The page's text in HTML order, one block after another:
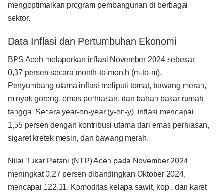
mengoptimalkan program pembangunan di berbagai
sektor.
Data Inflasi dan Pertumbuhan Ekonomi
BPS Aceh melaporkan inflasi November 2024 sebesar
0,37 persen secara month-to-month (m-to-m).
Penyumbang utama inflasi meliputi tomat, bawang merah,
minyak goreng, emas perhiasan, dan bahan bakar rumah
tangga. Secara year-on-year (y-on-y), inflasi mencapai
1,55 persen dengan kontribusi utama dari emas perhiasan,
sigaret kretek mesin, dan bawang merah.
Nilai Tukar Petani (NTP) Aceh pada November 2024
meningkat 0,27 persen dibandingkan Oktober 2024,
mencapai 122,11. Komoditas kelapa sawit, kopi, dan karet